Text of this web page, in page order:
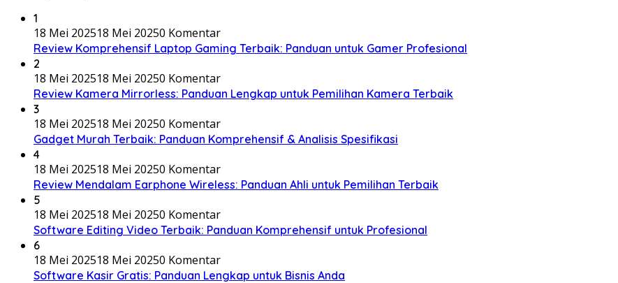
1
18 Mei 202518 Mei 20250 Komentar
Review Komprehensif Laptop Gaming Terbaik: Panduan untuk Gamer Profesional
2
18 Mei 202518 Mei 20250 Komentar
Review Kamera Mirrorless: Panduan Lengkap untuk Pemilihan Kamera Terbaik
3
18 Mei 202518 Mei 20250 Komentar
Gadget Murah Terbaik: Panduan Komprehensif & Analisis Spesifikasi
4
18 Mei 202518 Mei 20250 Komentar
Review Mendalam Earphone Wireless: Panduan Ahli untuk Pemilihan Terbaik
5
18 Mei 202518 Mei 20250 Komentar
Software Editing Video Terbaik: Panduan Komprehensif untuk Profesional
6
18 Mei 202518 Mei 20250 Komentar
Software Kasir Gratis: Panduan Lengkap untuk Bisnis Anda